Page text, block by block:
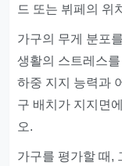
드 또는 뷔페의 위
가구의 무게 분포
생활의 스트레스
하중 지지 능력과
구 배치가 지지면
오.
가구를 평가할 때,